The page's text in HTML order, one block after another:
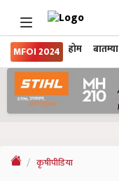
MFOI 2024 होम बातम्या
कृषीपीडिया